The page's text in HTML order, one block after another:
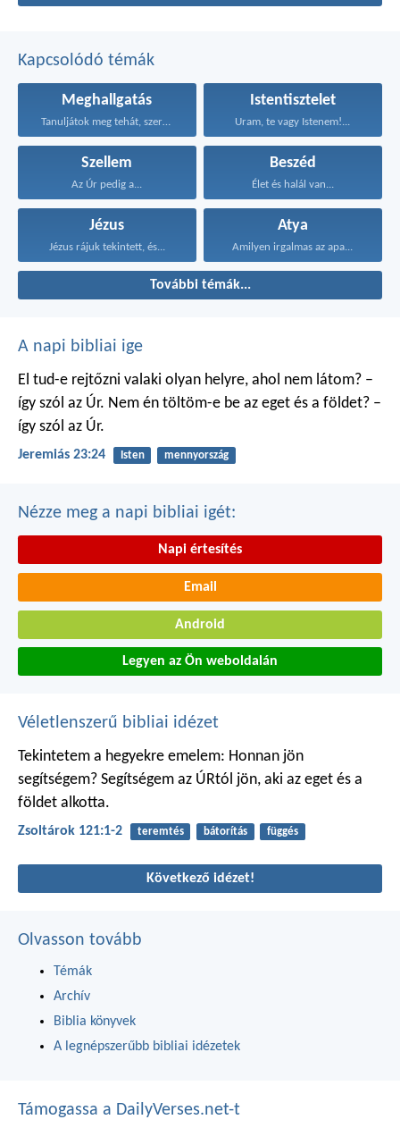
Kapcsolódó témák
Meghallgatás
Tanuljátok meg tehát, szeretett...
Istentisztelet
Uram, te vagy Istenem!...
Szellem
Az Úr pedig a...
Beszéd
Élet és halál van...
Jézus
Jézus rájuk tekintett, és...
Atya
Amilyen irgalmas az apa...
További témák...
A napi bibliai ige
El tud-e rejtőzni valaki olyan helyre, ahol nem látom? –
így szól az Úr. Nem én töltöm-e be az eget és a földet? –
így szól az Úr.
Jeremiás 23:24 Isten mennyország
Nézze meg a napi bibliai igét:
Napi értesítés
Email
Android
Legyen az Ön weboldalán
Véletlenszerű bibliai idézet
Tekintetem a hegyekre emelem: Honnan jön
segítségem? Segítségem az ÚRtól jön, aki az eget és a
földet alkotta.
Zsoltárok 121:1-2 teremtés bátorítás függés
Következő idézet!
Olvasson tovább
Témák
Archív
Biblia könyvek
A legnépszerűbb bibliai idézetek
Támogassa a DailyVerses.net-t